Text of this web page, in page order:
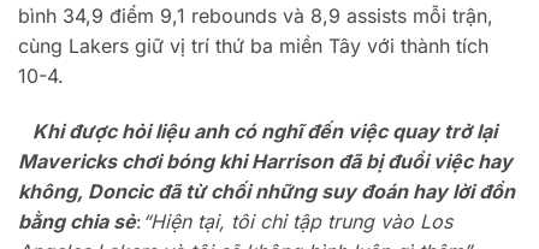
bình 34,9 điểm 9,1 rebounds và 8,9 assists mỗi trận,
cùng Lakers giữ vị trí thứ ba miền Tây với thành tích
10-4.
Khi được hỏi liệu anh có nghĩ đến việc quay trở lại
Mavericks chơi bóng khi Harrison đã bị đuổi việc hay
không, Doncic đã từ chối những suy đoán hay lời đồn
bằng chia sẻ: “Hiện tại, tôi chỉ tập trung vào Los